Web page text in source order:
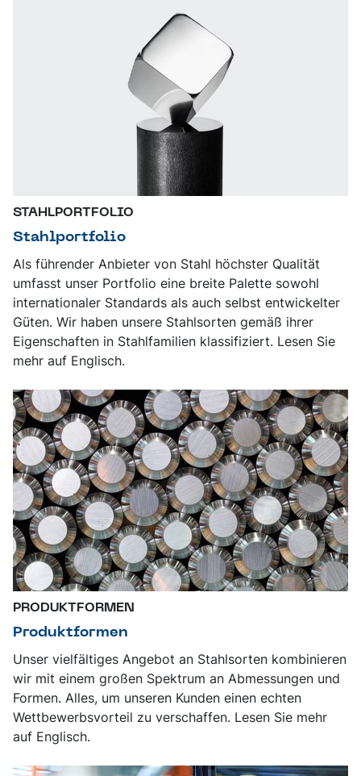
STAHLPORTFOLIO
Stahlportfolio
Als führender Anbieter von Stahl höchster Qualität
umfasst unser Portfolio eine breite Palette sowohl
internationaler Standards als auch selbst entwickelter
Güten. Wir haben unsere Stahlsorten gemäß ihrer
Eigenschaften in Stahlfamilien klassifiziert. Lesen Sie
mehr auf Englisch.
PRODUKTFORMEN
Produktformen
Unser vielfältiges Angebot an Stahlsorten kombinieren
wir mit einem großen Spektrum an Abmessungen und
Formen. Alles, um unseren Kunden einen echten
Wettbewerbsvorteil zu verschaffen. Lesen Sie mehr
auf Englisch.